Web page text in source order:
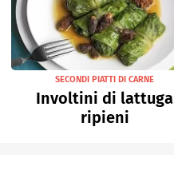
SECONDI PIATTI DI CARNE
Involtini di lattuga
ripieni